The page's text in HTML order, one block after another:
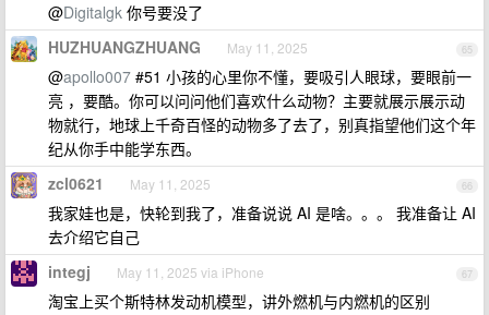
@Digitalgk 你号要没了
65
HUZHUANGZHUANG May 11, 2025
@apollo007 #51 小孩的心里你不懂，要吸引人眼球，要眼前一
亮 ，要酷。你可以问问他们喜欢什么动物？主要就展示展示动
物就行，地球上千奇百怪的动物多了去了，别真指望他们这个年
纪从你手中能学东西。
66
zcl0621 May 11, 2025
我家娃也是，快轮到我了，准备说说 AI 是啥。。。 我准备让 AI
去介绍它自己
67
integj May 11, 2025 via iPhone
淘宝上买个斯特林发动机模型，讲外燃机与内燃机的区别